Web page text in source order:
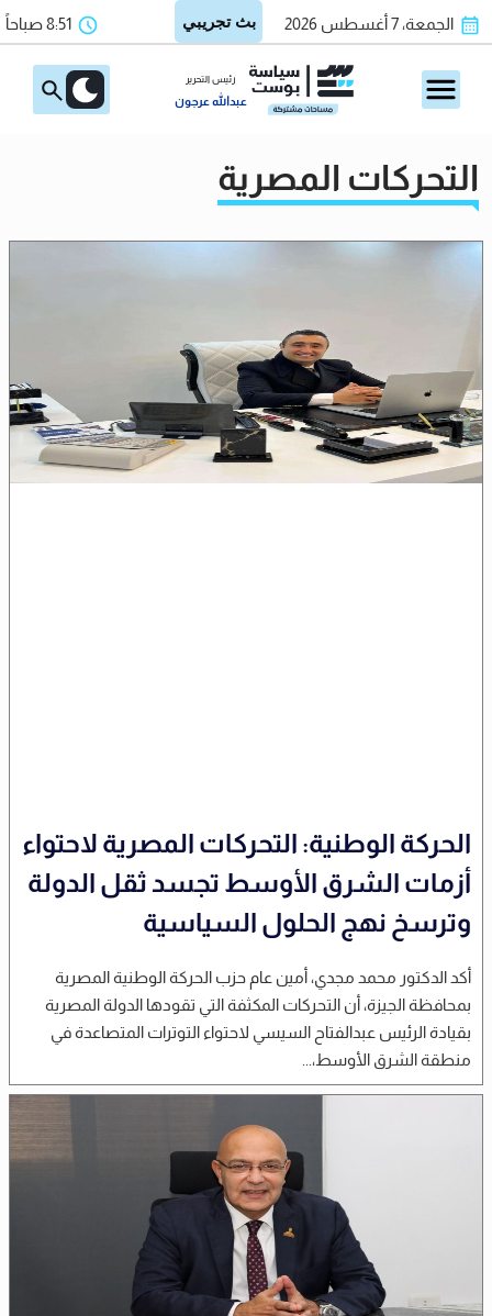
الجمعة، 7 أغسطس 2026 8:51 صباحاً
رئيس التحرير
عبدالله عرجون
التحركات المصرية
الحركة الوطنية: التحركات المصرية لاحتواء
أزمات الشرق الأوسط تجسد ثقل الدولة
وترسخ نهج الحلول السياسية
أكد الدكتور محمد مجدي، أمين عام حزب الحركة الوطنية المصرية
بمحافظة الجيزة، أن التحركات المكثفة التي تقودها الدولة المصرية
بقيادة الرئيس عبدالفتاح السيسي لاحتواء التوترات المتصاعدة في
منطقة الشرق الأوسط،...